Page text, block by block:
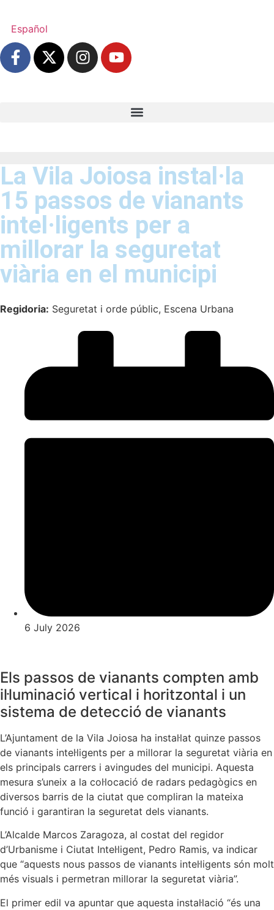
Español
La Vila Joiosa instal·la
15 passos de vianants
intel·ligents per a
millorar la seguretat
viària en el municipi
Regidoria: Seguretat i orde públic, Escena Urbana
6 July 2026
Els passos de vianants compten amb
il·luminació vertical i horitzontal i un
sistema de detecció de vianants
L’Ajuntament de la Vila Joiosa ha instal·lat quinze passos
de vianants intel·ligents per a millorar la seguretat viària en
els principals carrers i avingudes del municipi. Aquesta
mesura s’uneix a la col·locació de radars pedagògics en
diversos barris de la ciutat que compliran la mateixa
funció i garantiran la seguretat dels vianants.
L’Alcalde Marcos Zaragoza, al costat del regidor
d’Urbanisme i Ciutat Intel·ligent, Pedro Ramis, va indicar
que “aquests nous passos de vianants intel·ligents són molt
més visuals i permetran millorar la seguretat viària”.
El primer edil va apuntar que aquesta instal·lació “és una